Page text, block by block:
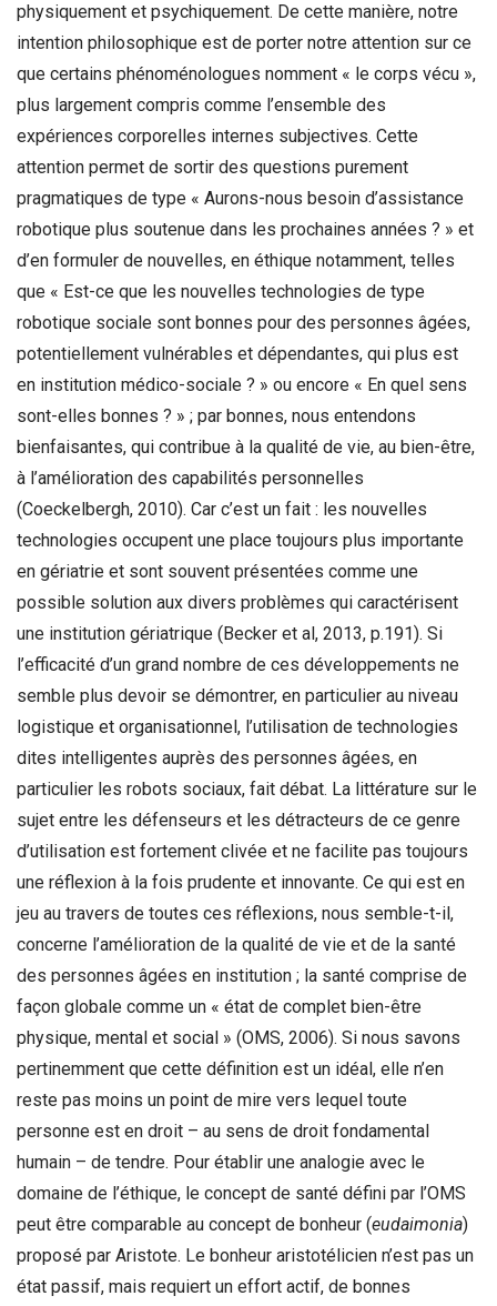
physiquement et psychiquement. De cette manière, notre
intention philosophique est de porter notre attention sur ce
que certains phénoménologues nomment « le corps vécu »,
plus largement compris comme l’ensemble des
expériences corporelles internes subjectives. Cette
attention permet de sortir des questions purement
pragmatiques de type « Aurons-nous besoin d’assistance
robotique plus soutenue dans les prochaines années ? » et
d’en formuler de nouvelles, en éthique notamment, telles
que « Est-ce que les nouvelles technologies de type
robotique sociale sont bonnes pour des personnes âgées,
potentiellement vulnérables et dépendantes, qui plus est
en institution médico-sociale ? » ou encore « En quel sens
sont-elles bonnes ? » ; par bonnes, nous entendons
bienfaisantes, qui contribue à la qualité de vie, au bien-être,
à l’amélioration des capabilités personnelles
(Coeckelbergh, 2010). Car c’est un fait : les nouvelles
technologies occupent une place toujours plus importante
en gériatrie et sont souvent présentées comme une
possible solution aux divers problèmes qui caractérisent
une institution gériatrique (Becker et al, 2013, p.191). Si
l’efficacité d’un grand nombre de ces développements ne
semble plus devoir se démontrer, en particulier au niveau
logistique et organisationnel, l’utilisation de technologies
dites intelligentes auprès des personnes âgées, en
particulier les robots sociaux, fait débat. La littérature sur le
sujet entre les défenseurs et les détracteurs de ce genre
d’utilisation est fortement clivée et ne facilite pas toujours
une réflexion à la fois prudente et innovante. Ce qui est en
jeu au travers de toutes ces réflexions, nous semble-t-il,
concerne l’amélioration de la qualité de vie et de la santé
des personnes âgées en institution ; la santé comprise de
façon globale comme un « état de complet bien-être
physique, mental et social » (OMS, 2006). Si nous savons
pertinemment que cette définition est un idéal, elle n’en
reste pas moins un point de mire vers lequel toute
personne est en droit – au sens de droit fondamental
humain – de tendre. Pour établir une analogie avec le
domaine de l’éthique, le concept de santé défini par l’OMS
peut être comparable au concept de bonheur (eudaimonia)
proposé par Aristote. Le bonheur aristotélicien n’est pas un
état passif, mais requiert un effort actif, de bonnes